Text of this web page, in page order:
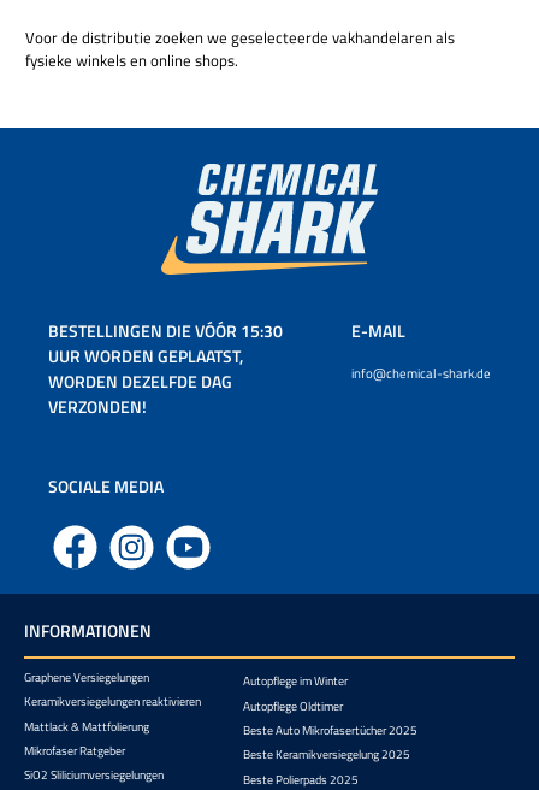
Voor de distributie zoeken we geselecteerde vakhandelaren als
fysieke winkels en online shops.
BESTELLINGEN DIE VÓÓR 15:30
UUR WORDEN GEPLAATST,
WORDEN DEZELFDE DAG
VERZONDEN!
E-MAIL
info@chemical-shark.de
SOCIALE MEDIA
Facebook Instagram YouTube
INFORMATIONEN
Graphene Versiegelungen
Keramikversiegelungen reaktivieren
Mattlack & Mattfolierung
Mikrofaser Ratgeber
SiO2 Sliliciumversiegelungen
Autopflege im Winter
Autopflege Oldtimer
Beste Auto Mikrofasertücher 2025
Beste Keramikversiegelung 2025
Beste Polierpads 2025